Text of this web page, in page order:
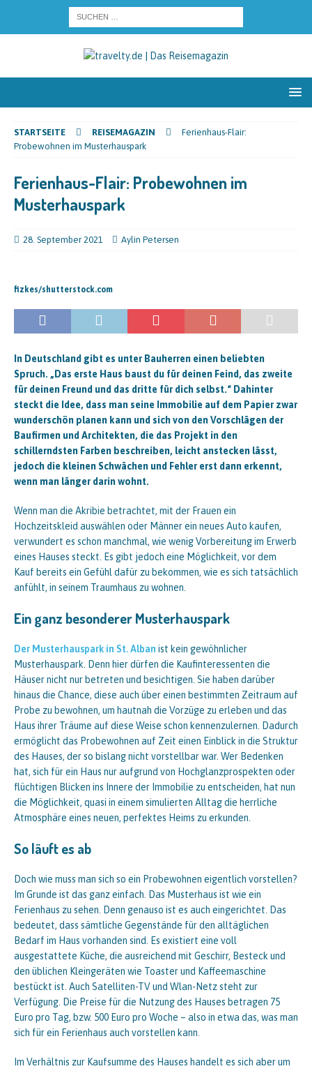
STARTSEITE REISEMAGAZIN
Ferienhaus-Flair:
Probewohnen im Musterhauspark
Ferienhaus-Flair: Probewohnen im
Musterhauspark
28. September 2021 Aylin Petersen
fizkes/shutterstock.com
In Deutschland gibt es unter Bauherren einen beliebten
Spruch. „Das erste Haus baust du für deinen Feind, das zweite
für deinen Freund und das dritte für dich selbst.“ Dahinter
steckt die Idee, dass man seine Immobilie auf dem Papier zwar
wunderschön planen kann und sich von den Vorschlägen der
Baufirmen und Architekten, die das Projekt in den
schillerndsten Farben beschreiben, leicht anstecken lässt,
jedoch die kleinen Schwächen und Fehler erst dann erkennt,
wenn man länger darin wohnt.
Wenn man die Akribie betrachtet, mit der Frauen ein
Hochzeitskleid auswählen oder Männer ein neues Auto kaufen,
verwundert es schon manchmal, wie wenig Vorbereitung im Erwerb
eines Hauses steckt. Es gibt jedoch eine Möglichkeit, vor dem
Kauf bereits ein Gefühl dafür zu bekommen, wie es sich tatsächlich
anfühlt, in seinem Traumhaus zu wohnen.
Ein ganz besonderer Musterhauspark
Der Musterhauspark in St. Alban ist kein gewöhnlicher
Musterhauspark. Denn hier dürfen die Kaufinteressenten die
Häuser nicht nur betreten und besichtigen. Sie haben darüber
hinaus die Chance, diese auch über einen bestimmten Zeitraum auf
Probe zu bewohnen, um hautnah die Vorzüge zu erleben und das
Haus ihrer Träume auf diese Weise schon kennenzulernen. Dadurch
ermöglicht das Probewohnen auf Zeit einen Einblick in die Struktur
des Hauses, der so bislang nicht vorstellbar war. Wer Bedenken
hat, sich für ein Haus nur aufgrund von Hochglanzprospekten oder
flüchtigen Blicken ins Innere der Immobilie zu entscheiden, hat nun
die Möglichkeit, quasi in einem simulierten Alltag die herrliche
Atmosphäre eines neuen, perfektes Heims zu erkunden.
So läuft es ab
Doch wie muss man sich so ein Probewohnen eigentlich vorstellen?
Im Grunde ist das ganz einfach. Das Musterhaus ist wie ein
Ferienhaus zu sehen. Denn genauso ist es auch eingerichtet. Das
bedeutet, dass sämtliche Gegenstände für den alltäglichen
Bedarf im Haus vorhanden sind. Es existiert eine voll
ausgestattete Küche, die ausreichend mit Geschirr, Besteck und
den üblichen Kleingeräten wie Toaster und Kaffeemaschine
bestückt ist. Auch Satelliten-TV und Wlan-Netz steht zur
Verfügung. Die Preise für die Nutzung des Hauses betragen 75
Euro pro Tag, bzw. 500 Euro pro Woche – also in etwa das, was man
sich für ein Ferienhaus auch vorstellen kann.
Im Verhältnis zur Kaufsumme des Hauses handelt es sich aber um